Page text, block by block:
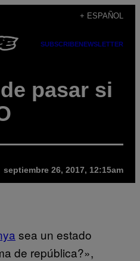
+ ESPAÑOL
SUBSCRIBENEWSLETTER
pasar si
septiembre 26, 2017, 12:15am
sea un estado
de república?»,